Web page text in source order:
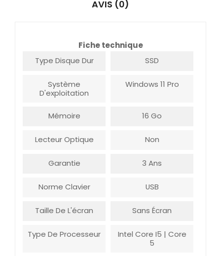
AVIS (0)
Fiche technique
Type Disque Dur
SSD
Système
D'exploitation
Windows 11 Pro
Mémoire 16 Go
Lecteur Optique Non
Garantie 3 Ans
Norme Clavier USB
Taille De L'écran Sans Écran
Type De Processeur
Intel Core I5 | Core
5